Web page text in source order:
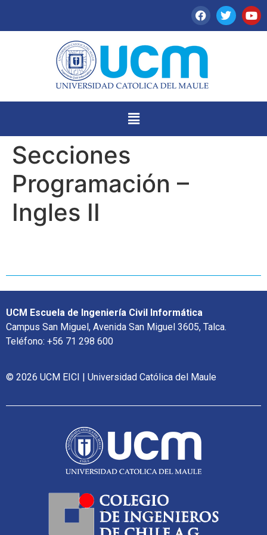
Secciones
Programación –
Ingles II
UCM Escuela de Ingeniería Civil Informática
Campus San Miguel, Avenida San Miguel 3605, Talca.
Teléfono: +56 71 298 600
© 2026 UCM EICI | Universidad Católica del Maule